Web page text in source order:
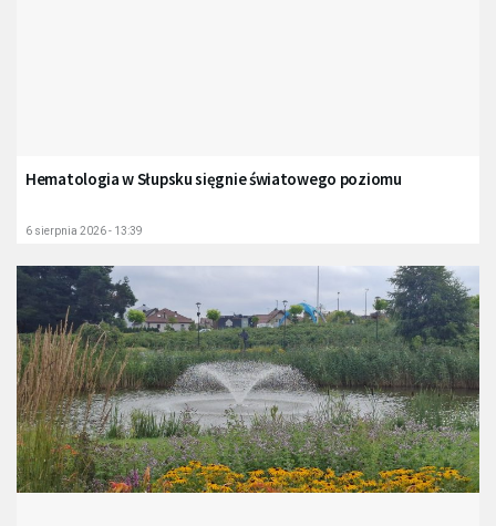
Hematologia w Słupsku sięgnie światowego poziomu
6 sierpnia 2026 - 13:39